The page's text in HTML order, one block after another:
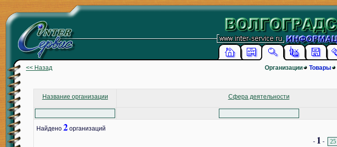
<< Назад Организации Товары
Название организации Сфера деятельности
Найдено 2 организаций
- 1 -